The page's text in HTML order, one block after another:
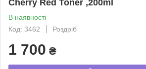
Cherry Red Toner ,200ml
В наявності
Код: 3462
Роздріб
1 700 ₴